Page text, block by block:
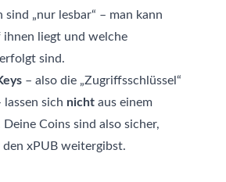
sind „nur lesbar“ – man kann
ihnen liegt und welche
sind.
– also die „Zugriffsschlüssel“
sich nicht aus einem
Coins sind also sicher,
den xPUB weitergibst.